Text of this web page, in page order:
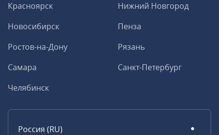
Красноярск
Нижний Новгород
Новосибирск
Пенза
Ростов-на-Дону
Рязань
Самара
Санкт-Петербург
Челябинск
Россия (RU)